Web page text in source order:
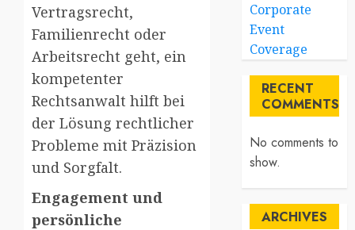
Vertragsrecht,
Familienrecht oder
Arbeitsrecht geht, ein
kompetenter
Rechtsanwalt hilft bei
der Lösung rechtlicher
Probleme mit Präzision
und Sorgfalt.
Engagement und
persönliche
Corporate
Event
Coverage
RECENT
COMMENTS
No comments to
show.
ARCHIVES